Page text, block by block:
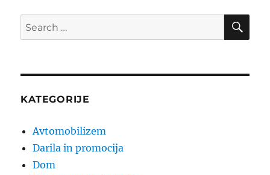
Search
for:
KATEGORIJE
Avtomobilizem
Darila in promocija
Dom